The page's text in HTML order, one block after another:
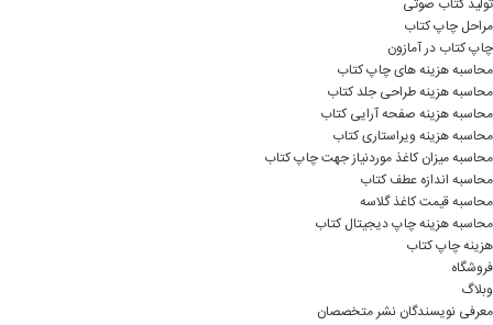
تولید کتاب صوتی
مراحل چاپ کتاب
چاپ کتاب در آمازون
محاسبه هزینه های چاپ کتاب
محاسبه هزینه طراحی جلد کتاب
محاسبه هزینه صفحه آرایی کتاب
محاسبه هزینه ویراستاری کتاب
محاسبه میزان کاغذ موردنیاز جهت چاپ کتاب
محاسبه اندازه عطف کتاب
محاسبه قیمت کاغذ گلاسه
محاسبه هزینه چاپ دیجیتال کتاب
هزینه چاپ کتاب
فروشگاه
وبلاگ
معرفی نویسندگان نشر متخصصان